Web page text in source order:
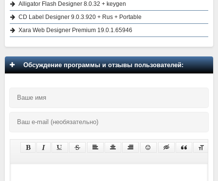
Alligator Flash Designer 8.0.32 + keygen
CD Label Designer 9.0.3.920 + Rus + Portable
Xara Web Designer Premium 19.0.1.65946
Обсуждение программы и отзывы пользователей: